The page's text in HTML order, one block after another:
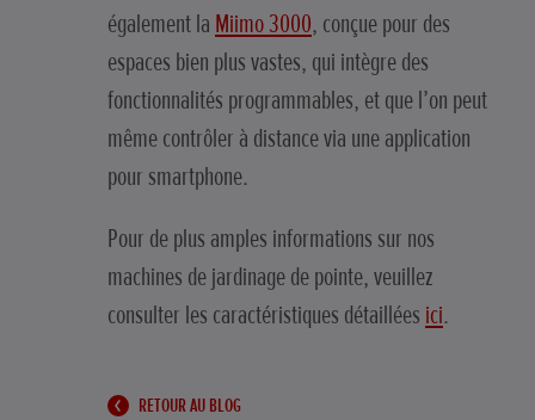
également la Miimo 3000, conçue pour des
espaces bien plus vastes, qui intègre des
fonctionnalités programmables, et que l’on peut
même contrôler à distance via une application
pour smartphone.
Pour de plus amples informations sur nos
machines de jardinage de pointe, veuillez
consulter les caractéristiques détaillées ici.
RETOUR AU BLOG